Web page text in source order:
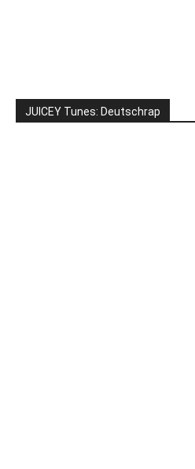
JUICEY Tunes: Deutschrap